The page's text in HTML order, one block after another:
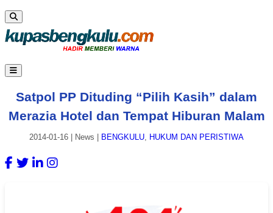
Satpol PP Dituding “Pilih Kasih” dalam
Merazia Hotel dan Tempat Hiburan Malam
2014-01-16 News BENGKULU, HUKUM DAN PERISTIWA